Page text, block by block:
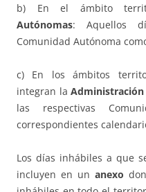
b) En el ámbito
Autónomas: Aquellos
Comunidad Autónoma
c) En los ámbitos
integran laAdministración
las respectivas
correspondientes
Los días inhábiles a que
incluyen en un anexo